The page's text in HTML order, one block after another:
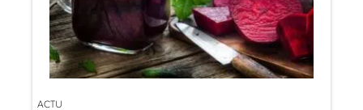
ACTU